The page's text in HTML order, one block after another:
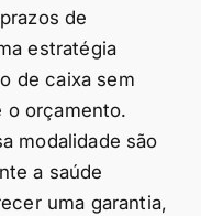
de
estratégia
de caixa sem
o orçamento.
modalidade são
a saúde
uma garantia,